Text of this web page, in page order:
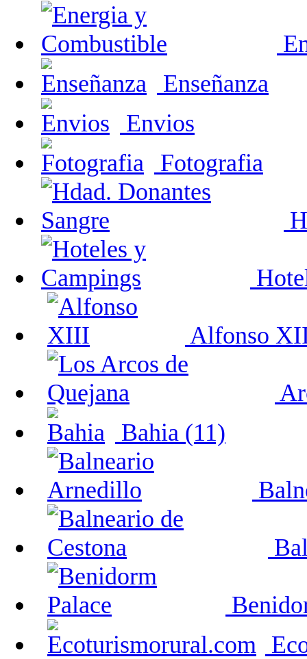
Enseñanza
Envios
Fotografia
Alfonso
Bahia (11)